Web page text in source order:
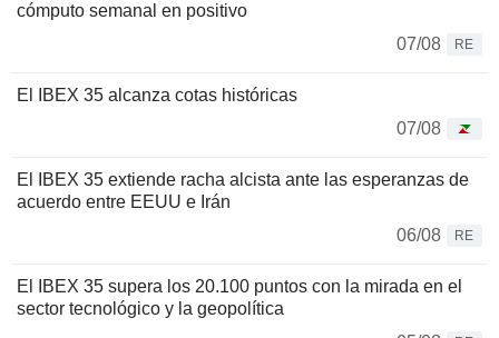
cómputo semanal en positivo
07/08
RE
El IBEX 35 alcanza cotas históricas
07/08
El IBEX 35 extiende racha alcista ante las esperanzas de
acuerdo entre EEUU e Irán
06/08
RE
El IBEX 35 supera los 20.100 puntos con la mirada en el
sector tecnológico y la geopolítica